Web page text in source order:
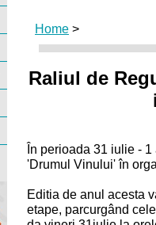
Home >
Raliul de
În perioada 31 iulie -
'Drumul Vinului' în
Editia de anul acesta
etape, parcurgând